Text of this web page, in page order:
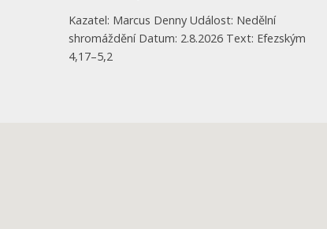
Kazatel: Marcus Denny Událost: Nedělní
shromáždění Datum: 2.8.2026 Text: Efezským
4,17–5,2